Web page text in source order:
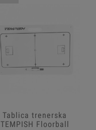
Tablica trenerska
TEMPISH Floorball